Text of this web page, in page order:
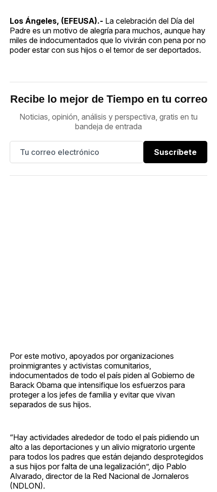
Los Ángeles, (EFEUSA).- La celebración del Día del
Padre es un motivo de alegría para muchos, aunque hay
miles de indocumentados que lo vivirán con pena por no
poder estar con sus hijos o el temor de ser deportados.
Recibe lo mejor de Tiempo en tu correo
Noticias, opinión, análisis y perspectiva, gratis en tu
bandeja de entrada
Suscríbete
Por este motivo, apoyados por organizaciones
proinmigrantes y activistas comunitarios,
indocumentados de todo el país piden al Gobierno de
Barack Obama que intensifique los esfuerzos para
proteger a los jefes de familia y evitar que vivan
separados de sus hijos.
“Hay actividades alrededor de todo el país pidiendo un
alto a las deportaciones y un alivio migratorio urgente
para todos los padres que están dejando desprotegidos
a sus hijos por falta de una legalización”, dijo Pablo
Alvarado, director de la Red Nacional de Jornaleros
(NDLON).